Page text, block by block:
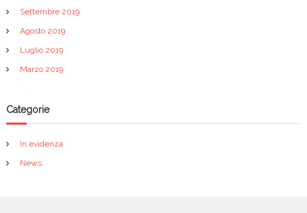
Settembre 2019
Agosto 2019
Luglio 2019
Marzo 2019
Categorie
In evidenza
News